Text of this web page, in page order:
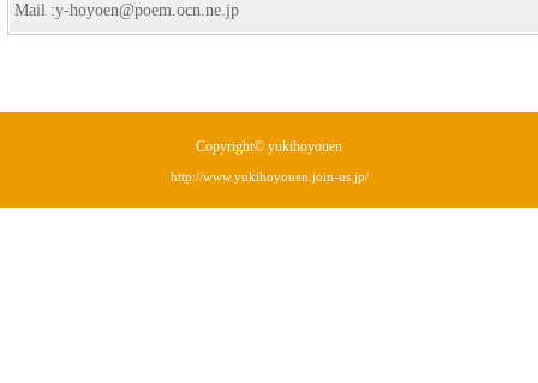
Mail :y-hoyoen@poem.ocn.ne.jp
Copyright© yukihoyouen
http://www.yukihoyouen.join-us.jp/